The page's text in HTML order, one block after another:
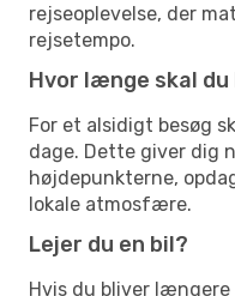
rejseoplevelse, der
rejsetempo.
Hvor længe skal du
For et alsidigt besøg
dage. Dette giver dig
højdepunkterne,
lokale atmosfære.
Lejer du en bil?
Hvis du bliver